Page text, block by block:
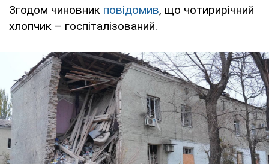
Згодом чиновник повідомив, що чотирирічний
хлопчик – госпіталізований.